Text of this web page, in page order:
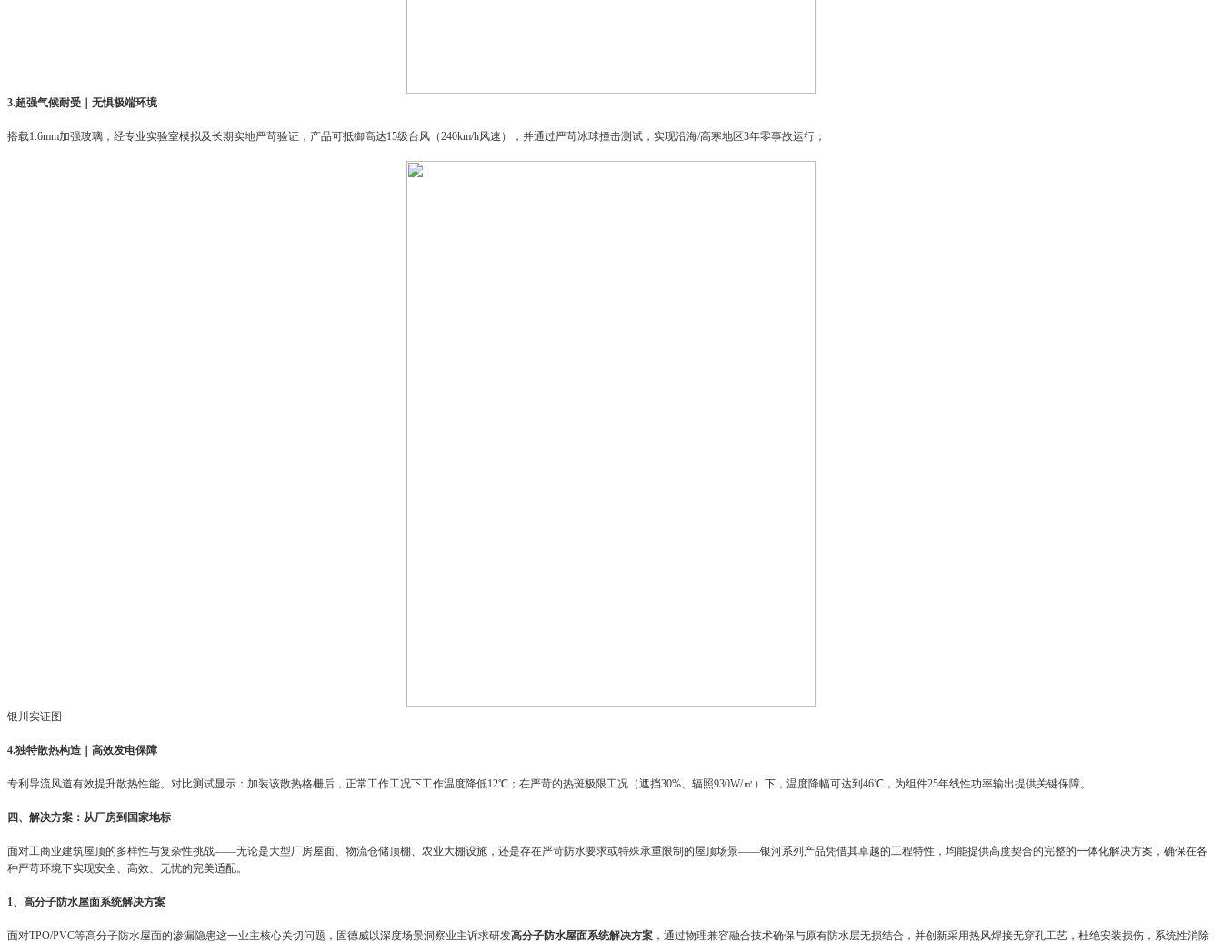
3.超强气候耐受｜无惧极端环境
搭载1.6mm加强玻璃，经专业实验室模拟及长期实地严苛验证，产品可抵御高达15级台风（240km/h风速），并通过严苛冰球撞击测试，实现沿海/高寒地区3年零事故运行；
银川实证图
4.独特散热构造｜高效发电保障
专利导流风道有效提升散热性能。对比测试显示：加装该散热格栅后，正常工作工况下工作温度降低12℃；在严苛的热斑极限工况（遮挡30%、辐照930W/㎡）下，温度降幅可达到46℃，为组件25年线性功率输出提供关键保障。
四、解决方案：从厂房到国家地标
面对工商业建筑屋顶的多样性与复杂性挑战——无论是大型厂房屋面、物流仓储顶棚、农业大棚设施，还是存在严苛防水要求或特殊承重限制的屋顶场景——银河系列产品凭借其卓越的工程特性，均能提供高度契合的完整的一体化解决方案，确保在各
种严苛环境下实现安全、高效、无忧的完美适配。
1、高分子防水屋面系统解决方案
面对TPO/PVC等高分子防水屋面的渗漏隐患这一业主核心关切问题，固德威以深度场景洞察业主诉求研发高分子防水屋面系统解决方案 ，通过物理兼容融合技术确保与原有防水层无损结合，并创新采用热风焊接无穿孔工艺，杜绝安装损伤，系统性消除